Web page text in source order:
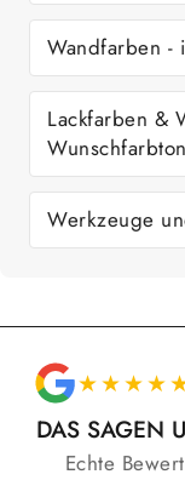
Wandfarben -
Lackfarben &
Wunschfarbton
Werkzeuge
DAS SAGEN
Echte